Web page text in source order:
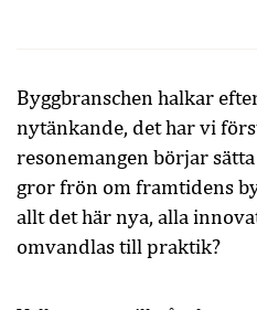
Byggbranschen halkar
nytänkande, det har vi
resonemangen börjar
gror frön om framtidens
allt det här nya, alla
omvandlas till praktik?